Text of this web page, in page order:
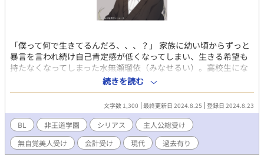
「僕って何で生きてるんだろ、、、？」 家族に幼い頃からずっと
暴言を言われ続け自己肯定感が低くなってしまい、生きる希望も
持たなくなってしまった水無瀬瑠依（みなせるい）。高校生にな
り、全寮制の学園に入ると生徒会の会計になったが家族に暴言を
言われたのがトラウマになっており素の自分を出すのが怖くなっ
てしまい、嘘を吐くようになる ーーーーーーーーーーーーーーー
ーーーーーーーーーーーーーーーーーーーーーーーーーーーーー
ーーーーー 初投稿です。文がおかしいところが多々あると思いま
すが温かい目で見てくれると嬉しいです。
続きを読む
文字数 1,300 最終更新日 2024.8.25 登録日 2024.8.23
BL 非王道学園 シリアス
主人公総受け
無自覚美人受け
会計受け 現代 過去有り